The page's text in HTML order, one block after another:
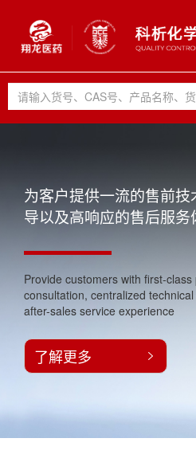
为客户提供一流的售前
导以及高响应的售后服务
Provide customers with first-
consultation, centralized
after-sales service experience
了解更多